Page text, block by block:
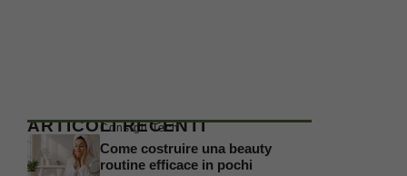
ARTICOLI RECENTI
Consigli Tech
Come costruire una beauty
routine efficace in pochi